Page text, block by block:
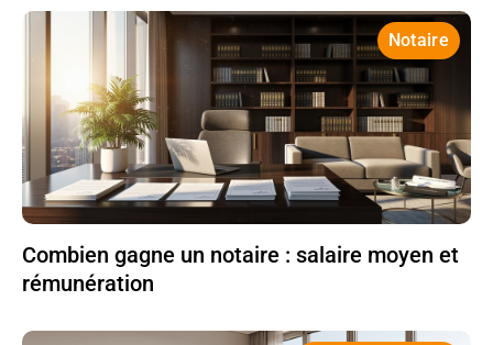
Notaire
Combien gagne un notaire : salaire moyen et
rémunération